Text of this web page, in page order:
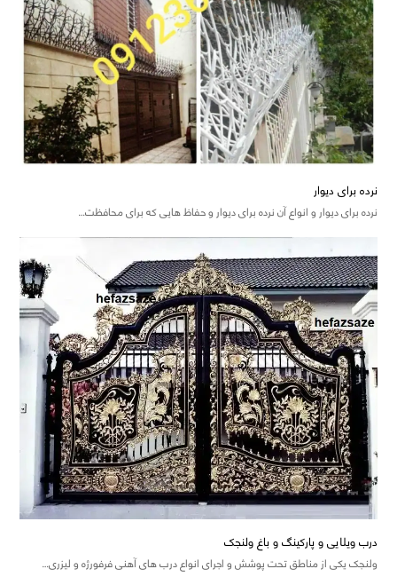
نرده برای دیوار
نرده برای دیوار و انواع آن نرده برای دیوار و حفاظ هایی که برای محافظت…
درب ویلایی و پارکینگ و باغ ولنجک
ولنجک یکی از مناطق تحت پوشش و اجرای انواع درب های آهنی فرفورژه و لیزری…